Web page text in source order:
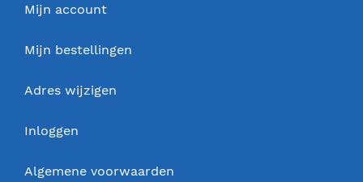
Mijn account
Mijn bestellingen
Adres wijzigen
Inloggen
Algemene voorwaarden